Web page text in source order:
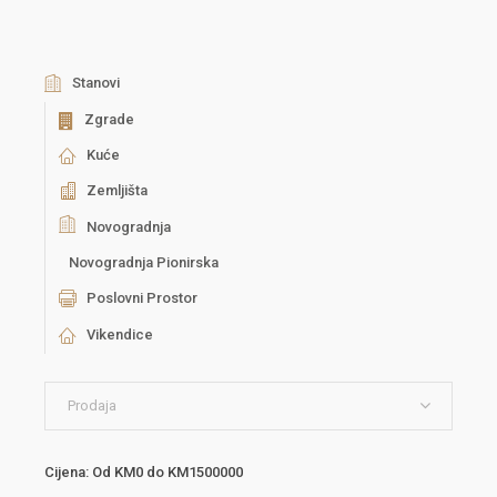
Stanovi
Zgrade
Kuće
Zemljišta
Novogradnja
Novogradnja Pionirska
Poslovni Prostor
Vikendice
Prodaja
Cijena: Od KM0 do KM1500000